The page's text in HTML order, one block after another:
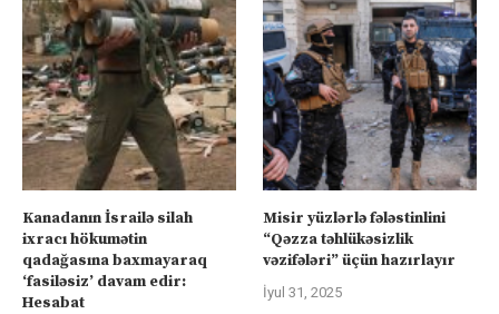
Kanadanın İsrailə silah
ixracı hökumətin
qadağasına baxmayaraq
‘fasiləsiz’ davam edir:
Hesabat
Misir yüzlərlə fələstinlini
“Qəzza təhlükəsizlik
vəzifələri” üçün hazırlayır
İyul 31, 2025